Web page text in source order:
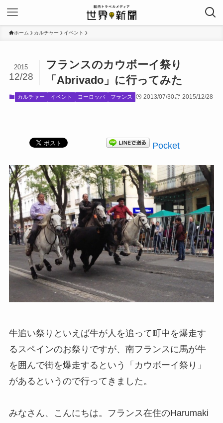
ホーム カルチャー イベント
フランスのカウボーイ祭り
「Abrivado」に行ってみた
2015
12/28
カルチャー イベント ヨーロッパ フランス 2013/07/30 2015/12/28
Pocket
牛追い祭りといえば牛が人を追って町中を爆走す
るスペインのお祭りですが、南フランスに馬が牛
を囲んで街を爆走するという「カウボーイ祭り」
があるというので行ってきました。
みなさん、こんにちは。フランス在住のHarumaki